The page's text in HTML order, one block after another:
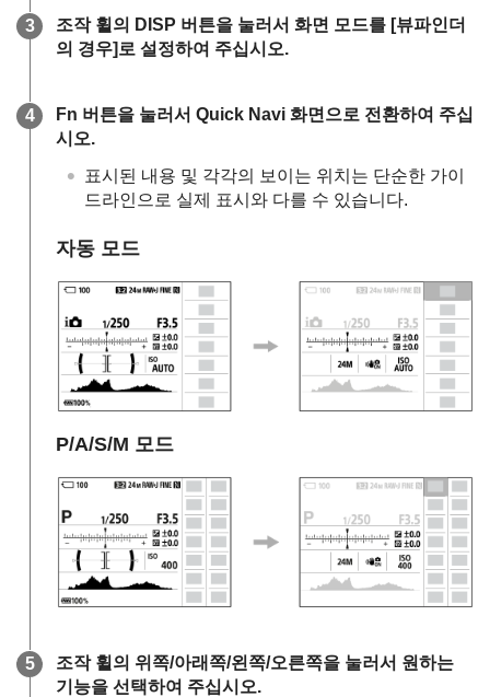
조작 휠의 DISP 버튼을 눌러서 화면 모드를 [뷰파인더
의 경우] 로 설정하여 주십시오.
Fn 버튼을 눌러서 Quick Navi 화면으로 전환하여 주십
시오.
표시된 내용 및 각각의 보이는 위치는 단순한 가이
드라인으로 실제 표시와 다를 수 있습니다.
자동 모드
P/A/S/M 모드
조작 휠의 위쪽/아래쪽/왼쪽/오른쪽을 눌러서 원하는
기능을 선택하여 주십시오.